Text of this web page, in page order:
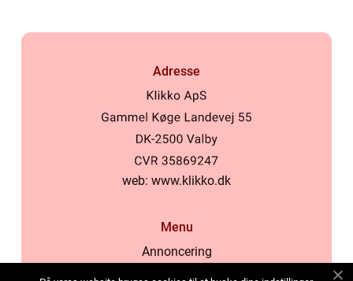
Adresse
web: www.klikko.dk
Menu
Annoncering